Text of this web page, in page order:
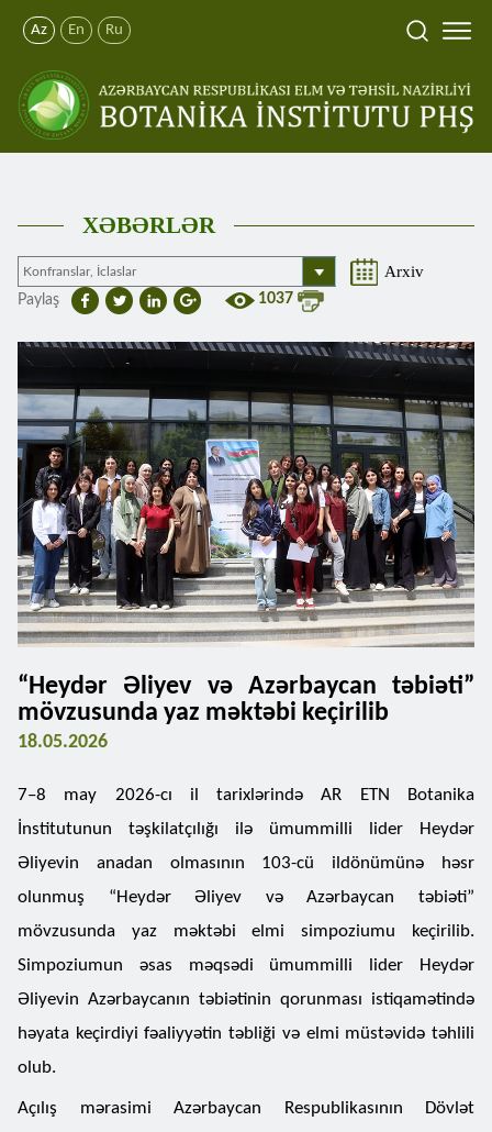
Az En Ru
XƏBƏRLƏR
Arxiv
Paylaş 1037
“Heydər Əliyev və Azərbaycan təbiəti”
mövzusunda yaz məktəbi keçirilib
18.05.2026
7–8 may 2026-cı il tarixlərində AR ETN Botanika
İnstitutunun təşkilatçılığı ilə ümummilli lider Heydər
Əliyevin anadan olmasının 103-cü ildönümünə həsr
olunmuş “Heydər Əliyev və Azərbaycan təbiəti”
mövzusunda yaz məktəbi elmi simpoziumu keçirilib.
Simpoziumun əsas məqsədi ümummilli lider Heydər
Əliyevin Azərbaycanın təbiətinin qorunması istiqamətində
həyata keçirdiyi fəaliyyətin təbliği və elmi müstəvidə təhlili
olub.
Açılış mərasimi Azərbaycan Respublikasının Dövlət